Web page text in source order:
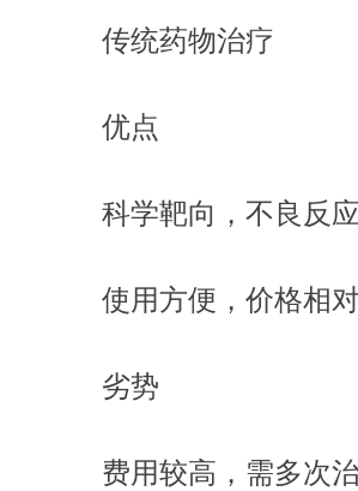
传统药物治疗
优点
科学靶向，不良反
使用方便，价格相
劣势
费用较高，需多次